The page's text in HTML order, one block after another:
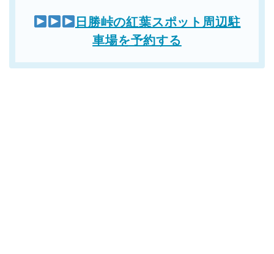
日勝峠の紅葉スポット周辺駐
車場を予約する